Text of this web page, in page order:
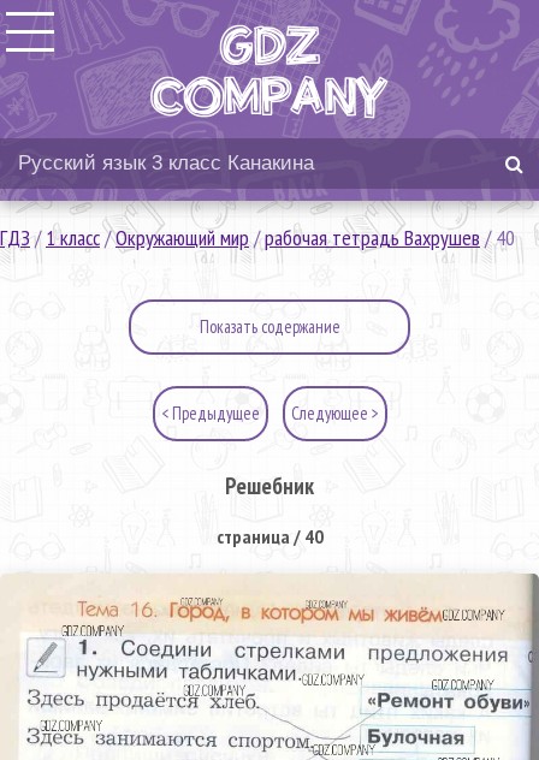
ГДЗ/1 класс/Окружающий мир/рабочая тетрадь Вахрушев /40
Показать содержание
< Предыдущее Следующее >
Решебник
страница / 40